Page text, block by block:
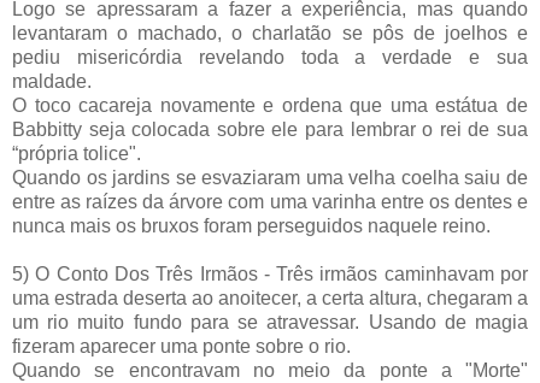
Logo se apressaram a fazer a experiência, mas quando
levantaram o machado, o charlatão se pôs de joelhos e
pediu misericórdia revelando toda a verdade e sua
maldade.
O toco cacareja novamente e ordena que uma estátua de
Babbitty seja colocada sobre ele para lembrar o rei de sua
“própria tolice".
Quando os jardins se esvaziaram uma velha coelha saiu de
entre as raízes da árvore com uma varinha entre os dentes e
nunca mais os bruxos foram perseguidos naquele reino.
5) O Conto Dos Três Irmãos - Três irmãos caminhavam por
uma estrada deserta ao anoitecer, a certa altura, chegaram a
um rio muito fundo para se atravessar. Usando de magia
fizeram aparecer uma ponte sobre o rio.
Quando se encontravam no meio da ponte a "Morte"